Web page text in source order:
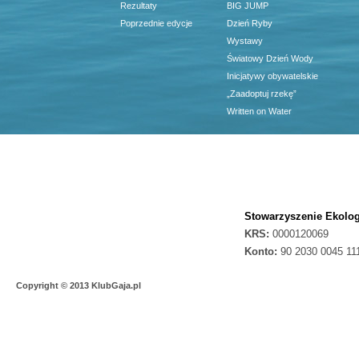
Rezultaty
Poprzednie edycje
BIG JUMP
Dzień Ryby
Wystawy
Światowy Dzień Wody
Inicjatywy obywatelskie
„Zaadoptuj rzekę”
Written on Water
Stowarzyszenie
KRS: 0000120069
Konto: 90 2030 0045
Copyright © 2013 KlubGaja.pl